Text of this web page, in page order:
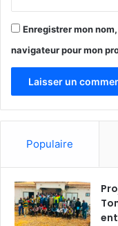
Enregistrer mon
navigateur pour mon
Populaire